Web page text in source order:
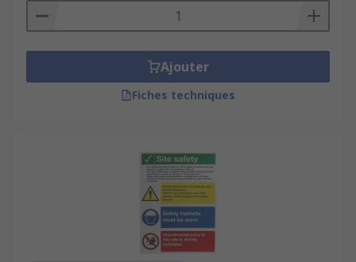
Ajouter
Fiches techniques